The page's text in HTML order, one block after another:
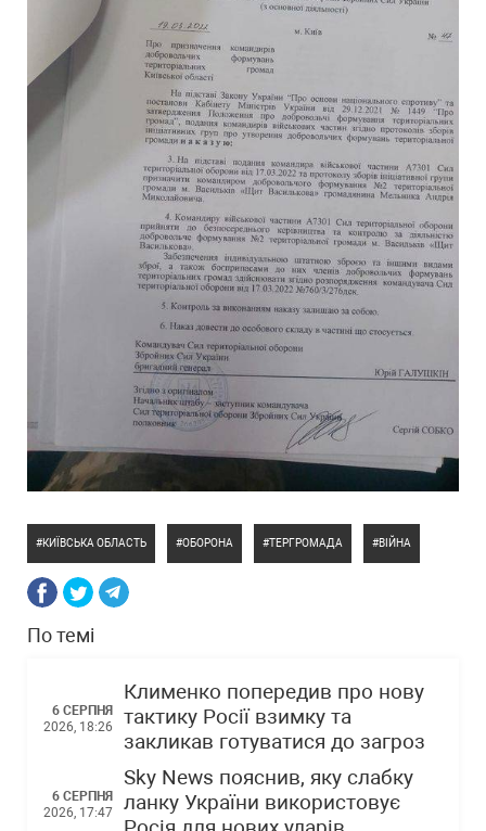
КИЇВСЬКА ОБЛАСТЬ ОБОРОНА ТЕРГРОМАДА ВІЙНА
По темі
6 СЕРПНЯ
2026, 18:26
Клименко попередив про нову
тактику Росії взимку та
закликав готуватися до загроз
6 СЕРПНЯ
2026, 17:47
Sky News пояснив, яку слабку
ланку України використовує